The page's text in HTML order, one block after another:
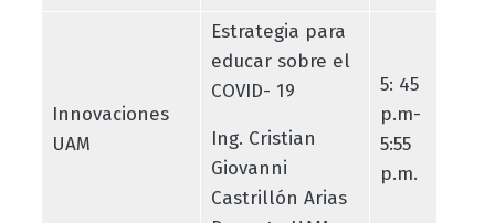
Innovaciones
UAM
Estrategia para
educar sobre el
COVID- 19
Ing. Cristian
Giovanni
Castrillón Arias
5: 45
p.m-
5:55
p.m.